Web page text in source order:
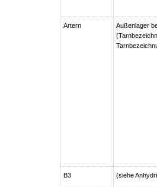
Artern
Außenlager
B3 (siehe